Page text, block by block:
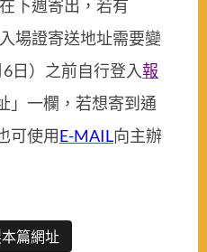
下週寄出，若有
場證寄送地址需要變
日）之前自行登入報
」一欄，若想寄到通
可使用E-MAIL向主辦
篇網址